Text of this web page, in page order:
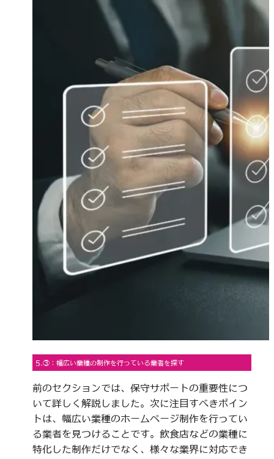
5.③：幅広い業種の制作を行っている業者を探す
前のセクションでは、保守サポートの重要性につ
いて詳しく解説しました。次に注目すべきポイン
トは、幅広い業種のホームページ制作を行ってい
る業者を見つけることです。飲食店などの業種に
特化した制作だけでなく、様々な業界に対応でき